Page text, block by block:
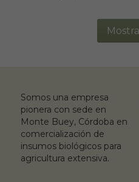
Somos una empresa
pionera con sede en
Monte Buey, Córdoba en
comercialización de
insumos biológicos para
agricultura extensiva.